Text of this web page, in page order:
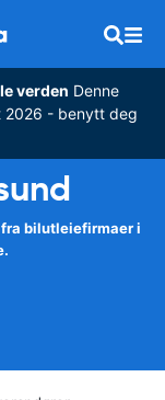
verden Denne
2026 - benytt deg
bilutleiefirmaer i